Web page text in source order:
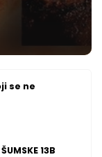
se ne
13B